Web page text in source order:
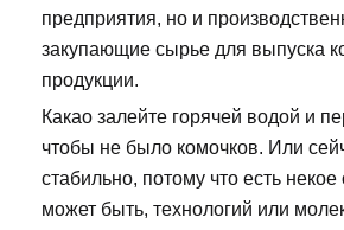
предприятия, но и
закупающие сырье для выпуска
продукции.
Какао залейте горячей водой и
чтобы не было комочков. Или
стабильно, потому что есть
может быть, технологий или